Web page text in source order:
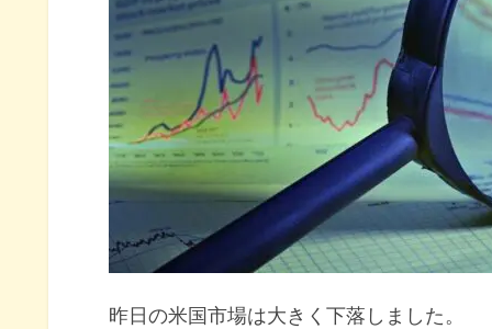
米国市場のトピックス
米GDP急成長でリセッション懸
Amazon決算が好感されてAHで
イエレン財務長官は高金利の長
今週注目の企業決算
10月の注目イベントについて
昨日の米国市場は大きく下落しました。